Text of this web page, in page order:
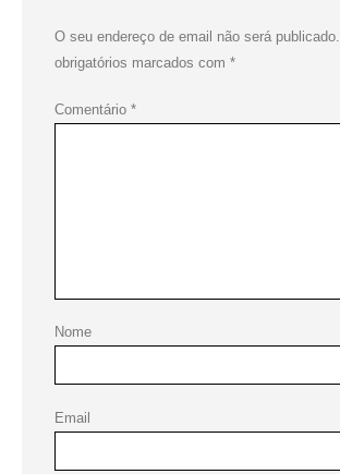
O seu endereço de email não será publicado.
obrigatórios marcados com *
Comentário *
Nome
Email